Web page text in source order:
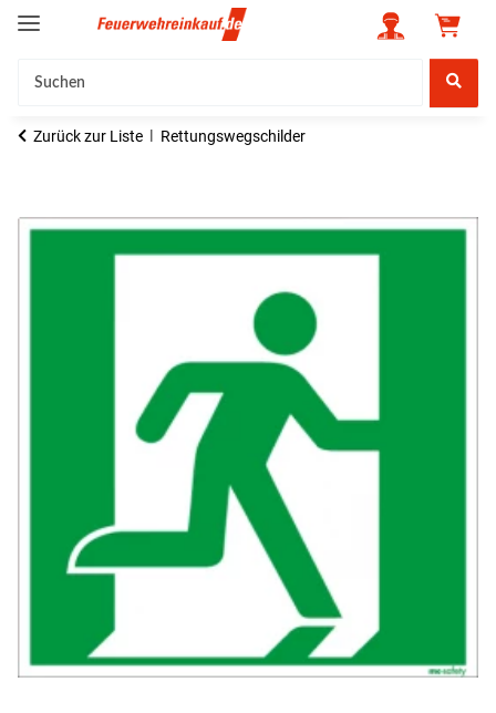
Zurück zur Liste Rettungswegschilder